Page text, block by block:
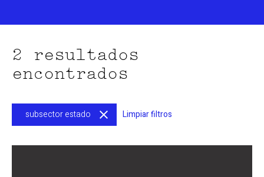
2 resultados
encontrados
subsector estado Limpiar filtros